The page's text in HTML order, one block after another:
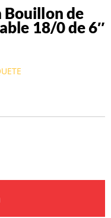
Bouillon de
18/0 de 6″